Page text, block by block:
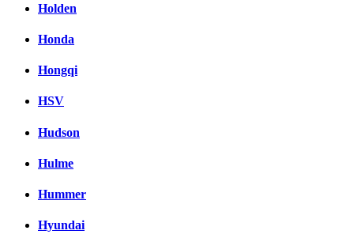
Holden
Honda
Hongqi
HSV
Hudson
Hulme
Hummer
Hyundai